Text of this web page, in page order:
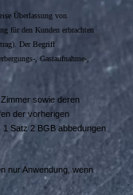
Überlassung von
für den Kunden erbrachten
Der Begriff
, Gastaufnahme-,
sowie deren
der vorherigen
Satz 2 BGB abbedungen
nur Anwendung, wenn